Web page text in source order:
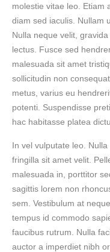
molestie vitae leo. Etiam
diam sed iaculis. Nullam
Nulla neque velit,
lectus. Fusce sed
malesuada sit amet
sollicitudin non
metus, varius eu
potenti. Suspendisse
hac habitasse platea
In vel vulputate leo.
fringilla sit amet velit.
malesuada in, porttitor
sagittis lorem non
sem. Vestibulum at
tempus id commodo
faucibus rutrum. Nulla
auctor a imperdiet nibh